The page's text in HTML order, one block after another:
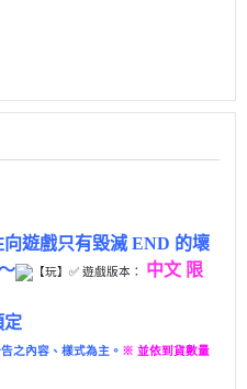
遊戲只有毀滅 END 的壞
【玩】 ✅ 遊戲版本： 中文 限
定
之內容、樣式為主。 ※ 並依到貨數量